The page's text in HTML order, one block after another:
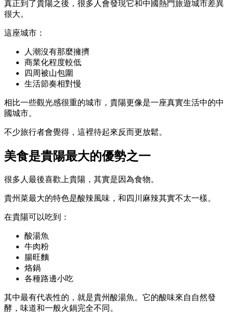
真正到了貴陽之後，很多人會發現它和中國熱門旅遊城市差異
很大。
這座城市：
人潮沒有那麼擁擠
商業化程度較低
四周被山包圍
生活節奏相對慢
相比一些觀光感很重的城市，貴陽更像是一座真實生活中的中
國城市。
不少旅行者會覺得，這裡待起來反而更放鬆。
美食是貴陽最大的優勢之一
很多人最後喜歡上貴陽，其實是因為食物。
貴州菜最大的特色是酸辣風味，和四川麻辣其實不太一樣。
在貴陽可以吃到：
酸湯魚
牛肉粉
腸旺麵
烙鍋
各種路邊小吃
其中最有代表性的，就是貴州酸湯魚。它的酸味來自自然發
酵，味道和一般火鍋完全不同。